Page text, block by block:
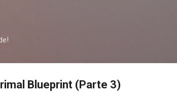
Blueprint (Parte 3)